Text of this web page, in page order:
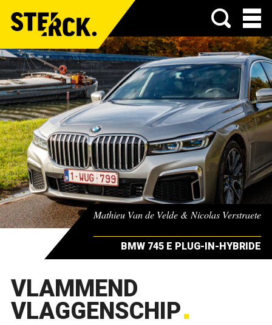
Menu
Mathieu Van de Velde & Nicolas Verstraete
BMW 745 E PLUG-IN-HYBRIDE
VLAMMEND
VLAGGENSCHIP